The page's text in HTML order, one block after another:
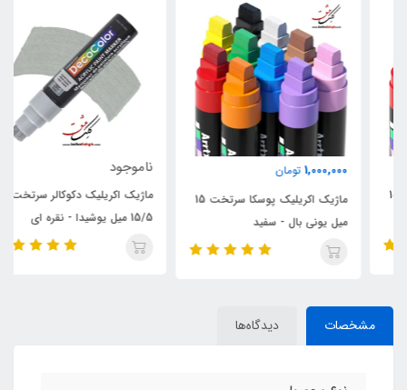
1,000,000 تومان
ماژیک اکریلیک پوسکا سرتخت 15
میل یونی بال - سفید
ناموجود
ماژیک اکریلیک دکوکالر سرتخت
مشخصات دیدگاه‌ها